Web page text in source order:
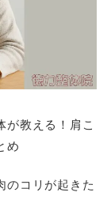
が教える！肩こ
め
のコリが起きた